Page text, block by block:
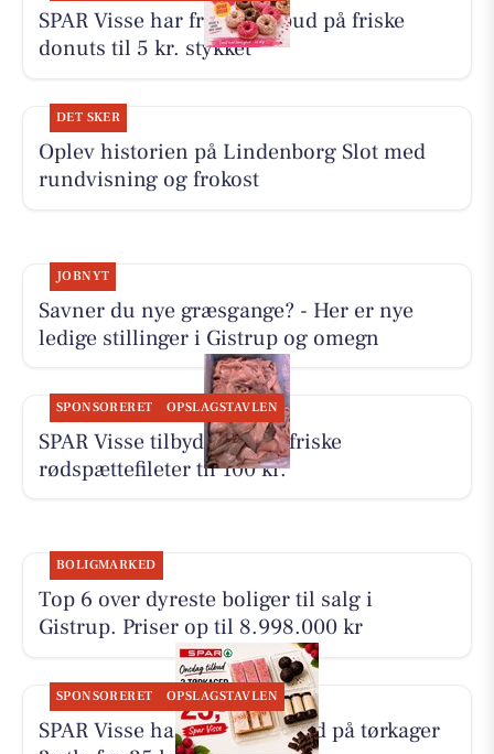
SPAR Visse har fredagstilbud på friske
donuts til 5 kr. stykket
DET SKER
Oplev historien på Lindenborg Slot med
rundvisning og frokost
JOBNYT
Savner du nye græsgange? - Her er nye
ledige stillinger i Gistrup og omegn
SPONSORERET OPSLAGSTAVLEN
SPAR Visse tilbyder 500 g friske
rødspættefileter til 100 kr.
BOLIGMARKED
Top 6 over dyreste boliger til salg i
Gistrup. Priser op til 8.998.000 kr
SPONSORERET OPSLAGSTAVLEN
SPAR Visse har onsdagstilbud på tørkager